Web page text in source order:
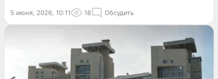
5 июня, 2026, 10:11 18 Обсудить